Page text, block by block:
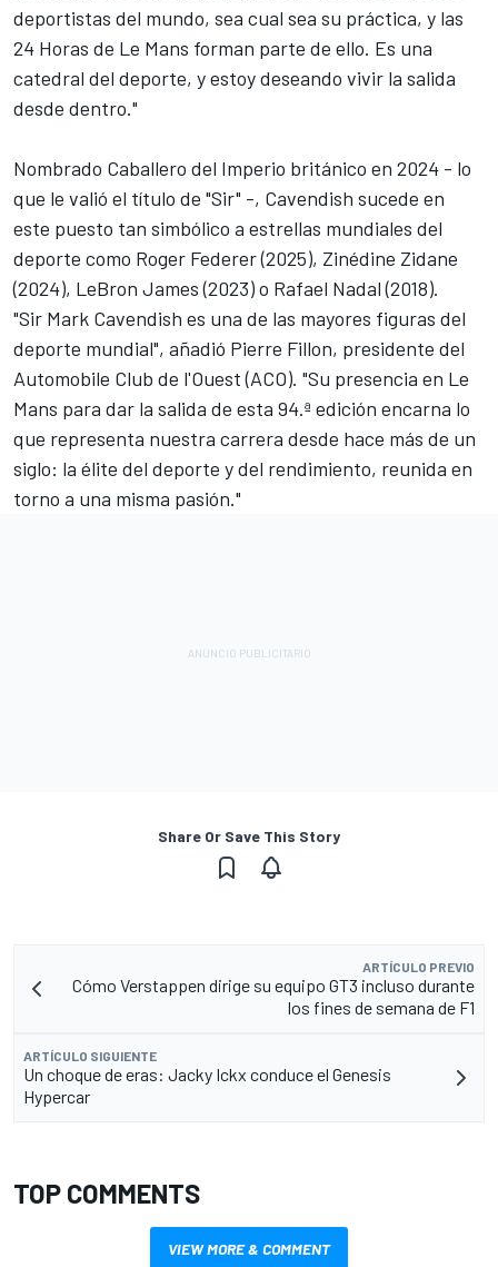
deportistas del mundo, sea cual sea su práctica, y las
24 Horas de Le Mans forman parte de ello. Es una
catedral del deporte, y estoy deseando vivir la salida
desde dentro."
Nombrado Caballero del Imperio británico en 2024 - lo
que le valió el título de "Sir" -, Cavendish sucede en
este puesto tan simbólico a estrellas mundiales del
deporte como Roger Federer (2025), Zinédine Zidane
(2024), LeBron James (2023) o Rafael Nadal (2018).
"Sir Mark Cavendish es una de las mayores figuras del
deporte mundial", añadió Pierre Fillon, presidente del
Automobile Club de l'Ouest (ACO). "Su presencia en Le
Mans para dar la salida de esta 94.ª edición encarna lo
que representa nuestra carrera desde hace más de un
siglo: la élite del deporte y del rendimiento, reunida en
torno a una misma pasión."
Share Or Save This Story
ARTÍCULO PREVIO
Cómo Verstappen dirige su equipo GT3 incluso durante
los fines de semana de F1
ARTÍCULO SIGUIENTE
Un choque de eras: Jacky Ickx conduce el Genesis
Hypercar
TOP COMMENTS
VIEW MORE & COMMENT